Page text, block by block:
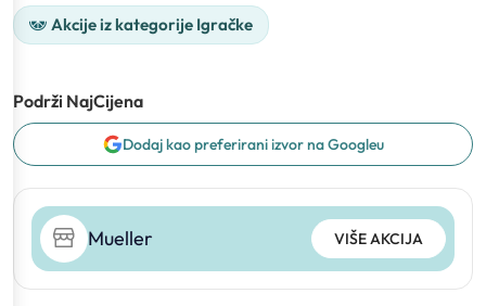
Akcije iz kategorije Igračke
Podrži NajCijena
Dodaj kao preferirani izvor na Googleu
Mueller VIŠE AKCIJA